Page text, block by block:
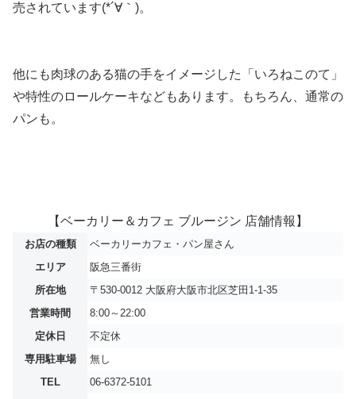
売されています(*´∀｀)。
他にも肉球のある猫の手をイメージした「いろねこのて」
や特性のロールケーキなどもあります。もちろん、通常の
パンも。
【ベーカリー＆カフェ ブルージン 店舗情報】
お店の種類
ベーカリーカフェ・パン屋さん
エリア
阪急三番街
所在地
〒530-0012 大阪府大阪市北区芝田1-1-35
営業時間
8:00～22:00
定休日
不定休
専用駐車場
無し
TEL
06-6372-5101